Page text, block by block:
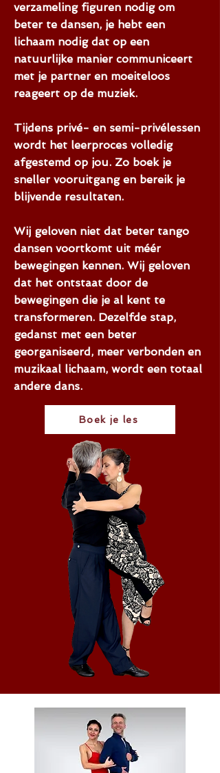
verzameling figuren nodig om
beter te dansen, je hebt een
lichaam nodig dat op een
natuurlijke manier communiceert
met je partner en moeiteloos
reageert op de muziek.
Tijdens privé- en semi-privélessen
wordt het leerproces volledig
afgestemd op jou. Zo boek je
sneller vooruitgang en bereik je
blijvende resultaten.
Wij geloven niet dat beter tango
dansen voortkomt uit méér
bewegingen kennen. Wij geloven
dat het ontstaat door de
bewegingen die je al kent te
transformeren. Dezelfde stap,
gedanst met een beter
georganiseerd, meer verbonden en
muzikaal lichaam, wordt een totaal
andere dans.
Boek je les